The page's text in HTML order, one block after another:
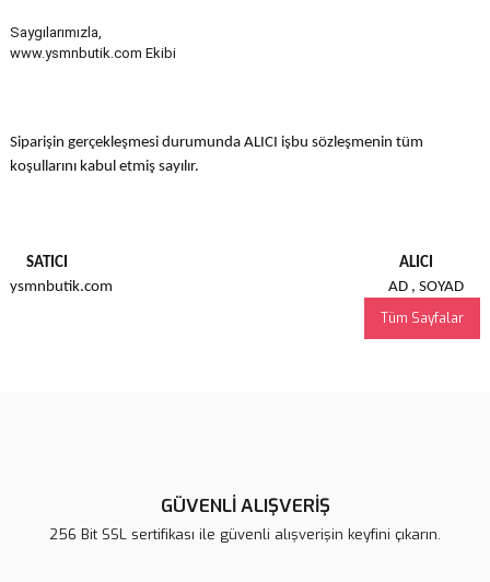
Saygılarımızla,
www.ysmnbutik.com Ekibi
Siparişin gerçekleşmesi durumunda ALICI işbu sözleşmenin tüm
koşullarını kabul etmiş sayılır.
SATICI ALICI
ysmnbutik.com AD , SOYAD
Tüm Sayfalar
GÜVENLİ ALIŞVERİŞ
256 Bit SSL sertifikası ile güvenli alışverişin keyfini çıkarın.